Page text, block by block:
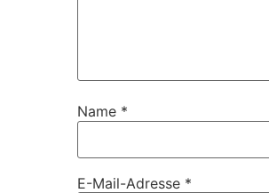
Name *
E-Mail-Adresse *